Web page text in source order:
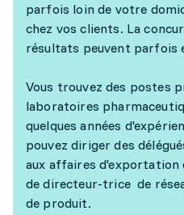
parfois loin de votre
chez vos clients. La
résultats peuvent parfois
Vous trouvez des postes
laboratoires
quelques années
pouvez diriger des
aux affaires d'exportation
de directeur-trice de
de produit.